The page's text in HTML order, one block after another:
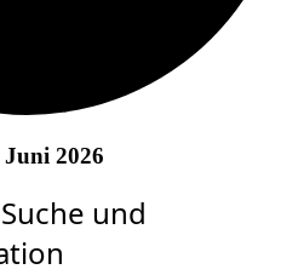
2026
und